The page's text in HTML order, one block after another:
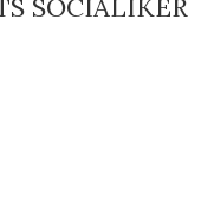
SOCIALIKER